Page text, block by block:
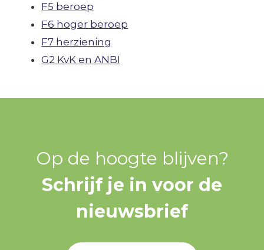
F5 beroep
F6 hoger beroep
F7 herziening
G2 KvK en ANBI
Op de hoogte blijven?
Schrijf je in voor de
nieuwsbrief